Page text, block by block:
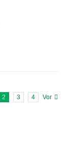
2 3 4 Vor